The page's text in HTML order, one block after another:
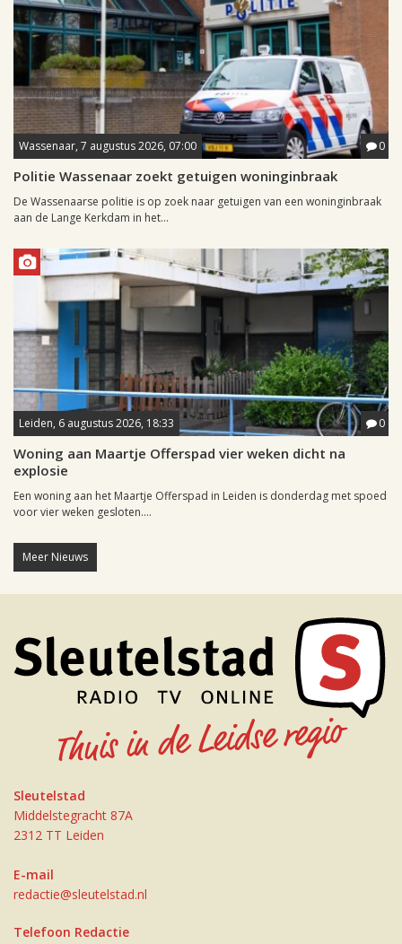
Wassenaar, 7 augustus 2026, 07:00 0
Politie Wassenaar zoekt getuigen woninginbraak
De Wassenaarse politie is op zoek naar getuigen van een woninginbraak
aan de Lange Kerkdam in het...
Leiden, 6 augustus 2026, 18:33 0
Woning aan Maartje Offerspad vier weken dicht na
explosie
Een woning aan het Maartje Offerspad in Leiden is donderdag met spoed
voor vier weken gesloten....
Meer Nieuws
Sleutelstad
Middelstegracht 87A
2312 TT Leiden
E-mail
redactie@sleutelstad.nl
Telefoon Redactie